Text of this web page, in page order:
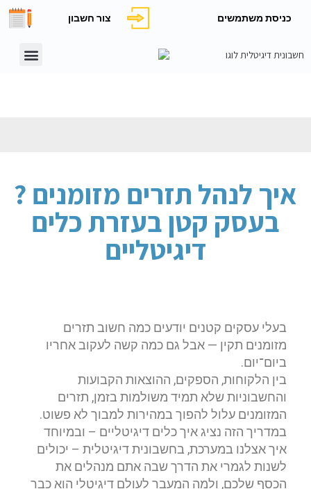
צור חשבון כניסת משתמשים
? איך לנהל תזרים מזומנים
בעסק קטן בעזרת כלים
דיגיטליים
בעלי עסקים קטנים יודעים כמה חשוב תזרים
מזומנים תקין — אבל גם כמה קשה לעקוב אחריו
ביום־יום.
בין הלקוחות, הספקים, ההוצאות הקבועות
והחשבוניות שלא תמיד משולמות בזמן, תזרים
המזומנים עלול להפוך במהירות למבוך לא פשוט.
במדריך הזה נציג איך כלים דיגיטליים – ובמיוחד
איך אצלנו במערכת, בחשבונית דיגיטלית – יכולים
לשנות לגמרי את הדרך שבה אתם מנהלים את
הכסף שלכם, ולמה המעבר לעולם דיגיטלי הוא כבר